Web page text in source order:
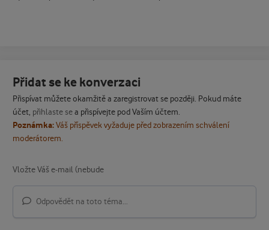
Přidat se ke konverzaci
Přispívat můžete okamžitě a zaregistrovat se později. Pokud máte
účet, přihlaste sea přispívejte pod Vaším účtem.
Poznámka:Váš příspěvek vyžaduje před zobrazením schválení
moderátorem.
Odpovědět na toto téma...